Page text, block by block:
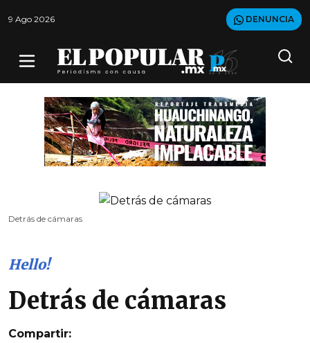
9 Ago 2026 DENUNCIA
Detrás de cámaras
Hello!
Detrás de cámaras
Compartir: